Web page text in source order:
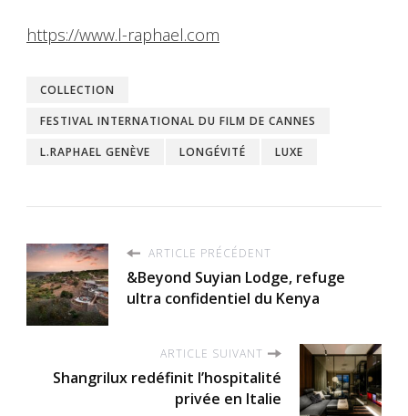
https://www.l-raphael.com
COLLECTION
FESTIVAL INTERNATIONAL DU FILM DE CANNES
L.RAPHAEL GENÈVE
LONGÉVITÉ LUXE
ARTICLE PRÉCÉDENT
&Beyond Suyian Lodge, refuge
ultra confidentiel du Kenya
ARTICLE SUIVANT
Shangrilux redéfinit l’hospitalité
privée en Italie